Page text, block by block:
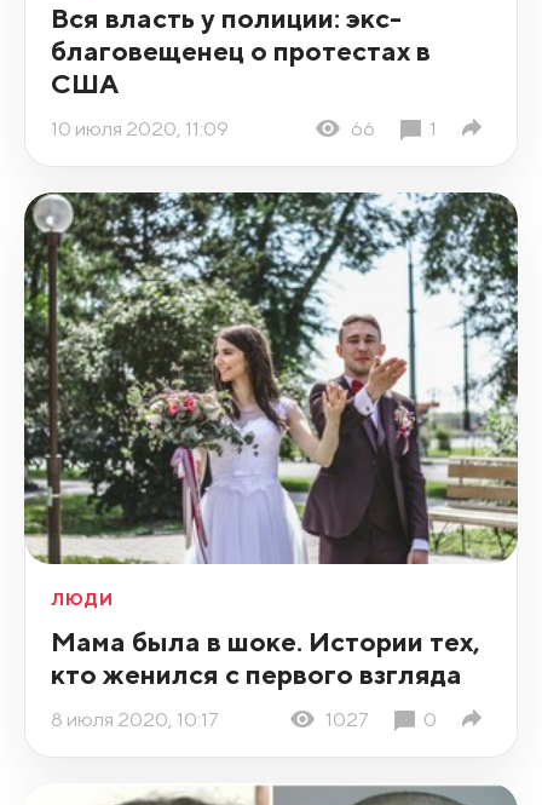
Вся власть у полиции: экс-
благовещенец о протестах в
США
10 июля 2020, 11:09 66 1
ЛЮДИ
Мама была в шоке. Истории тех,
кто женился с первого взгляда
8 июля 2020, 10:17 1027 0